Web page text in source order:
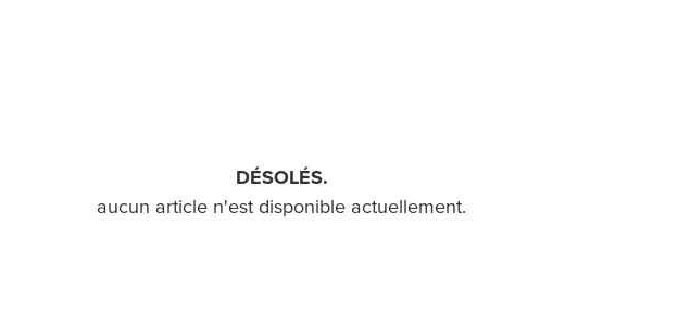
DÉSOLÉS.
aucun article n'est disponible actuellement.